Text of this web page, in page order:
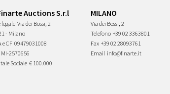
Auctions S.r.l
legale Via dei Bossi, 2
- Milano
e CF 09479031008
MI-2570656
Sociale € 100.000
MILANO
Via dei Bossi, 2
Telefono +39 02 3363801
Fax +39 02 28093761
Email info@finarte.it